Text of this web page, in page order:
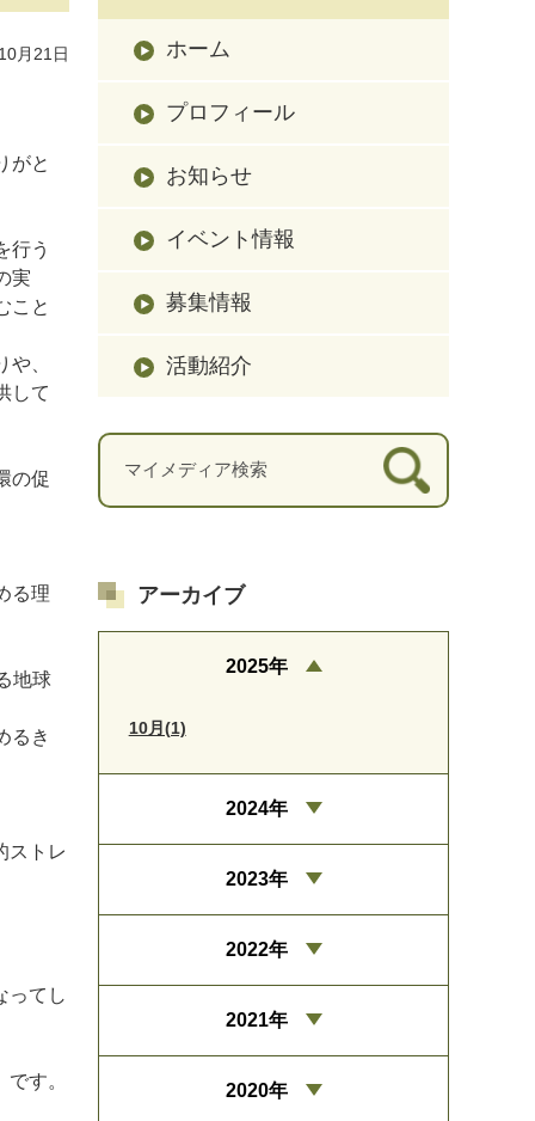
月21日
がと
行う
実
こと
、
して
の促
る理
地球
るき
ストレ
ってし
す。
ホーム
プロフィール
お知らせ
イベント情報
募集情報
活動紹介
アーカイブ
2025年
10月(1)
2024年
2023年
2022年
2021年
2020年